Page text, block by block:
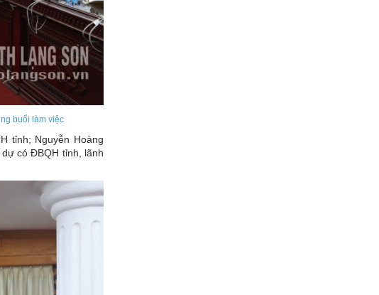
buổi làm việc
tỉnh; Nguyễn Hoàng
có ĐBQH tỉnh, lãnh